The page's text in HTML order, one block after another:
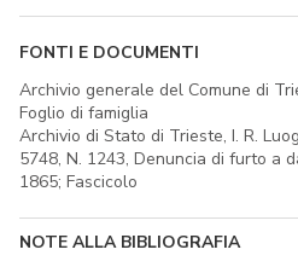
FONTI E DOCUMENTI
Archivio generale del Comune di
Foglio di famiglia
Archivio di Stato di Trieste, I. R.
5748, N. 1243, Denuncia di furto a
1865; Fascicolo
NOTE ALLA BIBLIOGRAFIA